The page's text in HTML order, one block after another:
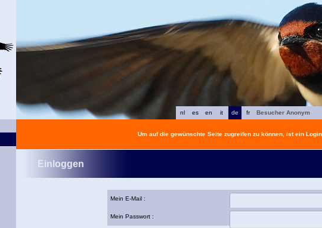
fr
de
it
en
es
nl
Besucher Anonym
Um auf die gewünschte Seite zugreifen zu können, ist ein
Einloggen
Mein E-Mail :
Mein Passwort :